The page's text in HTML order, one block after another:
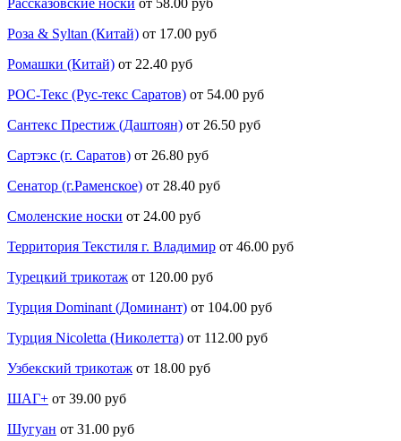
Роза & Syltan (Китай) от 17.00 руб
Ромашки (Китай) от 22.40 руб
РОС-Текс (Рус-текс Саратов) от 54.00 руб
Сантекс Престиж (Даштоян) от 26.50 руб
Сартэкс (г. Саратов) от 26.80 руб
Сенатор (г.Раменское) от 28.40 руб
Смоленские носки от 24.00 руб
Территория Текстиля г. Владимир от 46.00 руб
Турецкий трикотаж от 120.00 руб
Турция Dominant (Доминант) от 104.00 руб
Турция Nicoletta (Николетта) от 112.00 руб
Узбекский трикотаж от 18.00 руб
ШАГ+ от 39.00 руб
Шугуан от 31.00 руб